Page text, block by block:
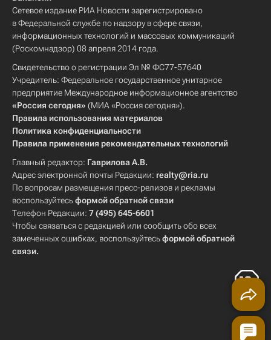
Сетевое издание РИА Новости зарегистрировано
в Федеральной службе по надзору в сфере связи,
информационных технологий и массовых коммуникаций
(Роскомнадзор) 08 апреля 2014 года.
Свидетельство о регистрации Эл № ФС77-57640
Учредитель: Федеральное государственное унитарное
предприятие Международное информационное агентство
«Россия сегодня» (МИА «Россия сегодня»).
Правила использования материалов
Политика конфиденциальности
Правила применения рекомендательных технологий
Главный редактор: Гаврилова А.В.
Адрес электронной почты Редакции: realty@ria.ru
По вопросам размещения пресс-релизов и рекламы
воспользуйтесьформой обратной связи
Телефон Редакции: 7 (495) 645-6601
Чтобы связаться с редакцией или сообщить обо всех
замеченных ошибках, воспользуйтесьформой обратной
связи.